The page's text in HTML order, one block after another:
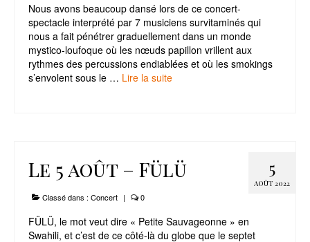
Nous avons beaucoup dansé lors de ce concert-
spectacle interprété par 7 musiciens survitaminés qui
nous a fait pénétrer graduellement dans un monde
mystico-loufoque où les nœuds papillon vrillent aux
rythmes des percussions endiablées et où les smokings
s’envolent sous le … Lire la suite­­
5
AOÛT 2022
Le 5 août – Fülü
Classé dans : Concert | 0
FÜLÜ, le mot veut dire « Petite Sauvageonne » en
Swahili, et c’est de ce côté-là du globe que le septet